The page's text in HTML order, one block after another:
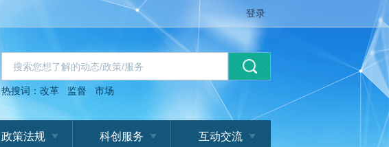
登录
热搜词：改革 监督 市场
政策法规 科创服务 互动交流